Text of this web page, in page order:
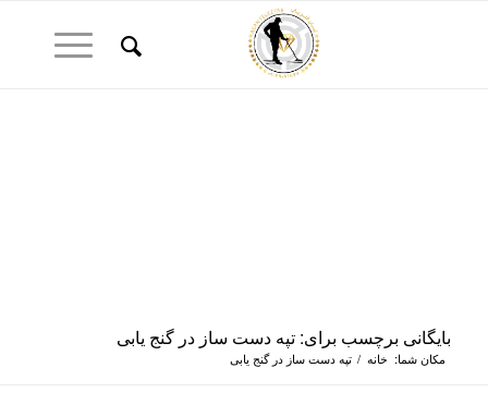
بایگانی برچسب برای: تپه دست ساز در گنج یابی
مکان شما: خانه / تپه دست ساز در گنج یابی